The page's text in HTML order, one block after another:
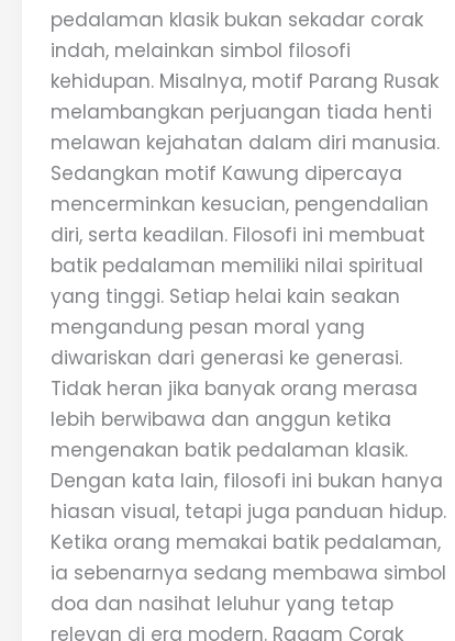
pedalaman klasik bukan sekadar corak
indah, melainkan simbol filosofi
kehidupan. Misalnya, motif Parang Rusak
melambangkan perjuangan tiada henti
melawan kejahatan dalam diri manusia.
Sedangkan motif Kawung dipercaya
mencerminkan kesucian, pengendalian
diri, serta keadilan. Filosofi ini membuat
batik pedalaman memiliki nilai spiritual
yang tinggi. Setiap helai kain seakan
mengandung pesan moral yang
diwariskan dari generasi ke generasi.
Tidak heran jika banyak orang merasa
lebih berwibawa dan anggun ketika
mengenakan batik pedalaman klasik.
Dengan kata lain, filosofi ini bukan hanya
hiasan visual, tetapi juga panduan hidup.
Ketika orang memakai batik pedalaman,
ia sebenarnya sedang membawa simbol
doa dan nasihat leluhur yang tetap
relevan di era modern. Ragam Corak